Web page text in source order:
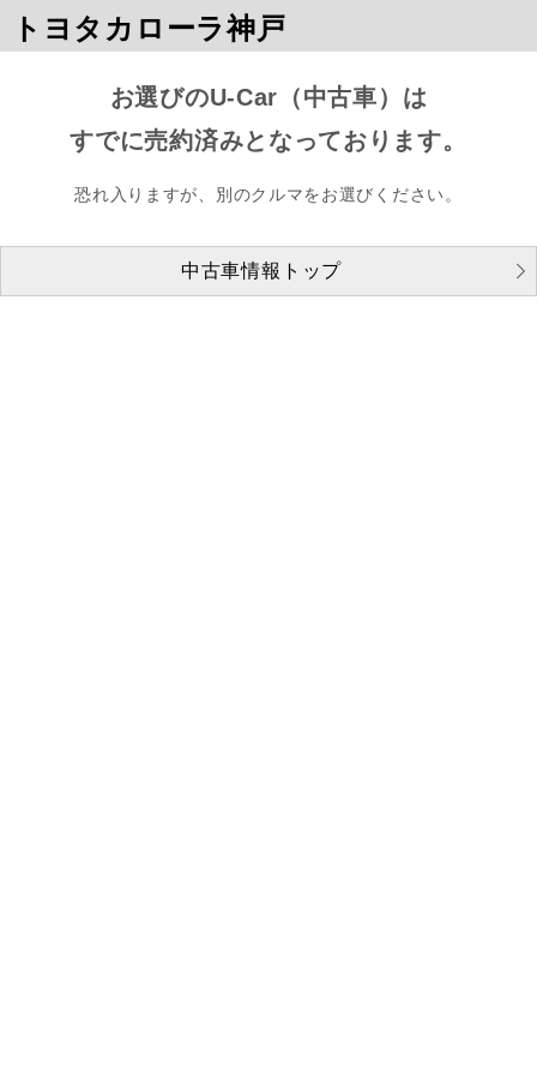
トヨタカローラ神戸
お選びのU-Car（中古車）は
すでに売約済みとなっております。
恐れ入りますが、別のクルマをお選びください。
中古車情報トップ